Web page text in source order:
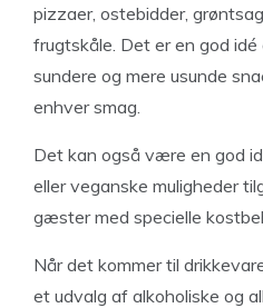
pizzaer, ostebidder,
frugtskåle. Det er en god
sundere og mere usunde
enhver smag.
Det kan også være en god
eller veganske muligheder
gæster med specielle
Når det kommer til
et udvalg af alkoholiske og